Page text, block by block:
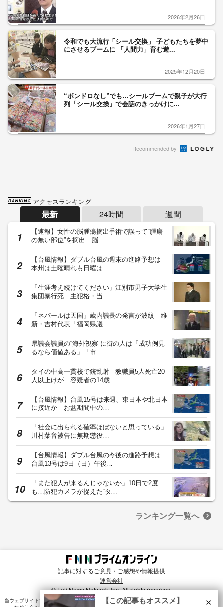
2026年2月26日
令和でも大流行「シール交換」 子どもたちを夢中
にさせるブームに 「人間力」育む遊...
2025年12月20日
“ボンドロなし”でも…シールブームで親子が大行
列「シール交換」で会話のきっかけに...
2026年1月27日
Recommended by
アクセスランキング
最新 24時間 週間
【速報】女性の脳腫瘍摘出手術で誤って“腫瘍
の無い部位”を摘出 脳…
【台風情報】ダブル台風の週末の進路予想は
本州は土曜晴れも日曜は…
「生涯考え続けてください」江別市男子大学生
集団暴行死 主犯格・当…
「ネパールは天国」蔵内議長の発言が波紋 維
新・吉村代表「福岡県議…
県議会議員の“海外視察”に街の人は「成功例見
るなら価値ある」「市…
タイの中高一貫校で銃乱射 教職員5人死亡20
人以上けが 容疑者の14歳…
【台風情報】台風15号は来週、東日本や北日本
に接近か お盆期間中の…
「社会に出られる確率ほぼないと思っている」
川村葉音被告に無期懲役…
【台風情報】ダブル台風の今後の進路予想は
台風13号は9日（日）午後…
「また犯人が来るんじゃないか」10日で2度
も…防犯カメラが捉えた“タ…
ランキング一覧へ
記事に対するご意見・ご感想や情報提供
運営会社
© Fuji News Network, Inc. All rights reserved.
当ウェブサイトでは、ユーザのニーズ・興味・関⼼に合致したコンテンツや広告配信を提供する
×
【この記事もオススメ】